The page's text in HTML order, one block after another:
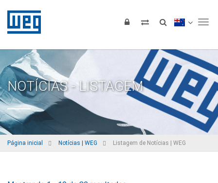
NOTÍCIAS - LISTAGEM
Página inicial Notícias | WEG Listagem de Notícias | WEG